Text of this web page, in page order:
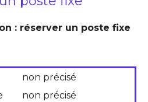
: réserver un poste fixe
non précisé
non précisé